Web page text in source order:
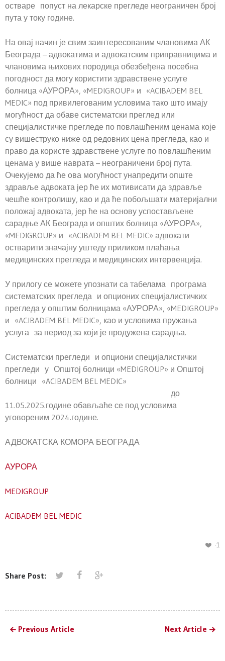
остваре попуст на лекарске прегледе неограничен број
пута у току године.
На овај начин је свим заинтересованим члановима АК
Београда – адвокатима и адвокатским приправницима и
члановима њихових породица обезбеђена посебна
погодност да могу користити здравствене услуге
болница «АУРОРА», «MEDIGROUP» и «ACIBADEM BEL
MEDIC» под привилегованим условима тако што имају
могућност да обаве систематски преглед или
специјалистичке прегледе по повлашћеним ценама које
су вишеструко ниже од редовних цена прегледа, као и
право да користе здравствене услуге по повлашћеним
ценама у више наврата – неограничени број пута.
Очекујемо да ће ова могућност унапредити опште
здравље адвоката јер ће их мотивисати да здравље
чешће контролишу, као и да ће побољшати материјални
положај адвоката, јер ће на основу успостављене
сарадње АК Београда и општих болница «АУРОРА»,
«MEDIGROUP» и «ACIBADEM BEL MEDIC» адвокати
остварити значајну уштеду приликом плаћања
медицинских прегледа и медицинских интервенција.
У прилогу се можете упознати са табелама програма
систематских прегледа и опционих специјалистичких
прегледа у општим болницама «АУРОРА», «MEDIGROUP»
и «ACIBADEM BEL MEDIC», као и условима пружања
услуга за период за који је продужена сарадња.
Систематски прегледи и опциони специјалистички
прегледи у Општој болници «MEDIGROUP» и Општој
болници «ACIBADEM BEL MEDIC»
до
11.05.2025.године обављаће се под условима
уговореним 2024.године.
АДВОКАТСКА КОМОРА БЕОГРАДА
АУРОРА
MEDIGROUP
ACIBADEM BEL MEDIC
-1
Share Post:
Previous Article Next Article